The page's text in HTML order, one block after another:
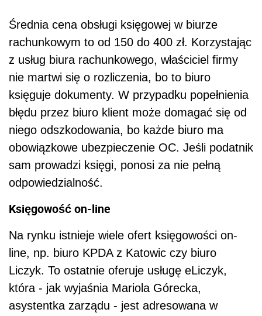
Średnia cena obsługi księgowej w biurze
rachunkowym to od 150 do 400 zł. Korzystając
z usług biura rachunkowego, właściciel firmy
nie martwi się o rozliczenia, bo to biuro
księguje dokumenty. W przypadku popełnienia
błędu przez biuro klient może domagać się od
niego odszkodowania, bo każde biuro ma
obowiązkowe ubezpieczenie OC. Jeśli podatnik
sam prowadzi księgi, ponosi za nie pełną
odpowiedzialność.
Księgowość on-line
Na rynku istnieje wiele ofert księgowości on-
line, np. biuro KPDA z Katowic czy biuro
Liczyk. To ostatnie oferuje usługę eLiczyk,
która - jak wyjaśnia Mariola Górecka,
asystentka zarządu - jest adresowana w